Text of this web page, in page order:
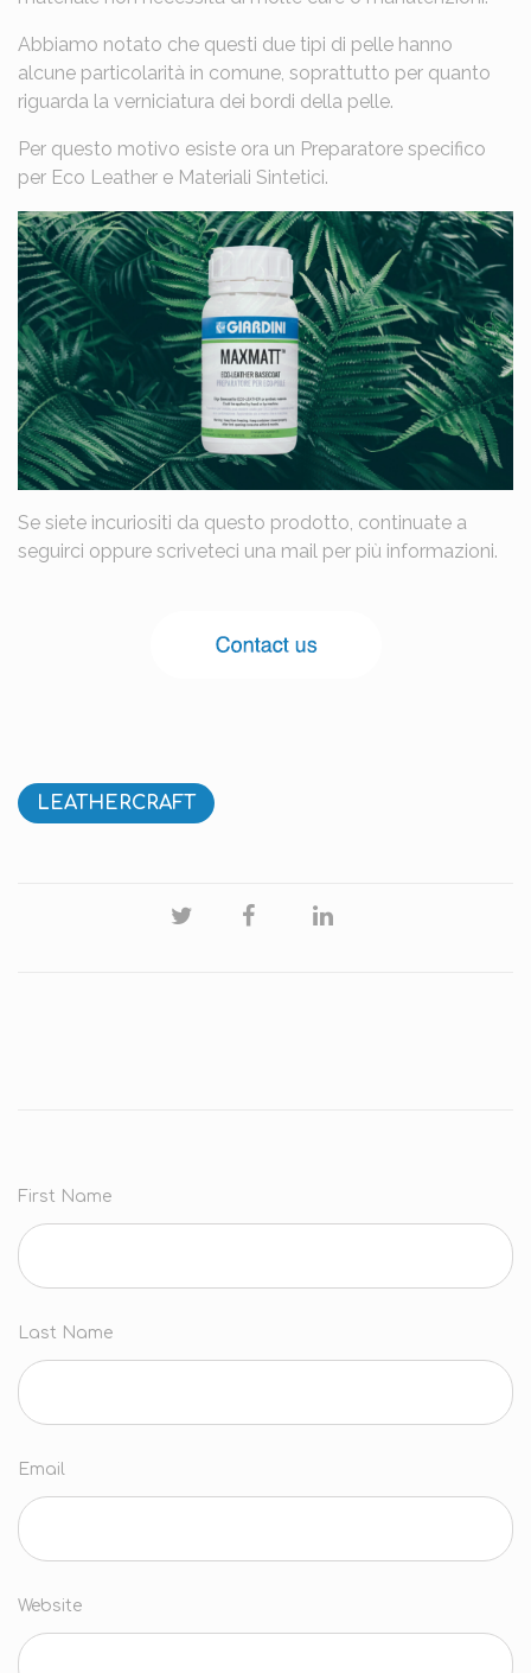
Abbiamo notato che questi due tipi di pelle hanno
alcune particolarità in comune, soprattutto per quanto
riguarda la verniciatura dei bordi della pelle.
Per questo motivo esiste ora un Preparatore specifico
per Eco Leather e Materiali Sintetici.
Se siete incuriositi da questo prodotto, continuate a
seguirci oppure scriveteci una mail per più informazioni.
LEATHERCRAFT
First Name
Last Name
Email
Website